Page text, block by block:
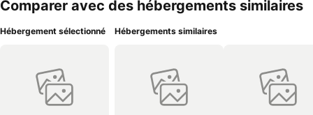
Comparer avec des hébergements similaires
Hébergement sélectionné Hébergements similaires